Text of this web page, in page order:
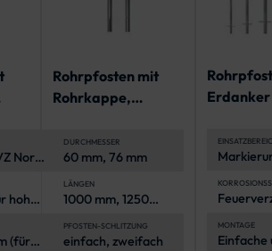
Norm
hohe
(für
Rohrpfosten mit
Rohrkappe,
Bodenhülse
DURCHMESSER
60 mm, 76 mm
LÄNGEN
1000 mm, 1250
1750 mm, 2000
mm, 2250 mm,
PFOSTEN-SCHLITZUNG
einfach, zweifach
Erdanker
Norm
von
(Stahl-
MONTAGE
Einfache